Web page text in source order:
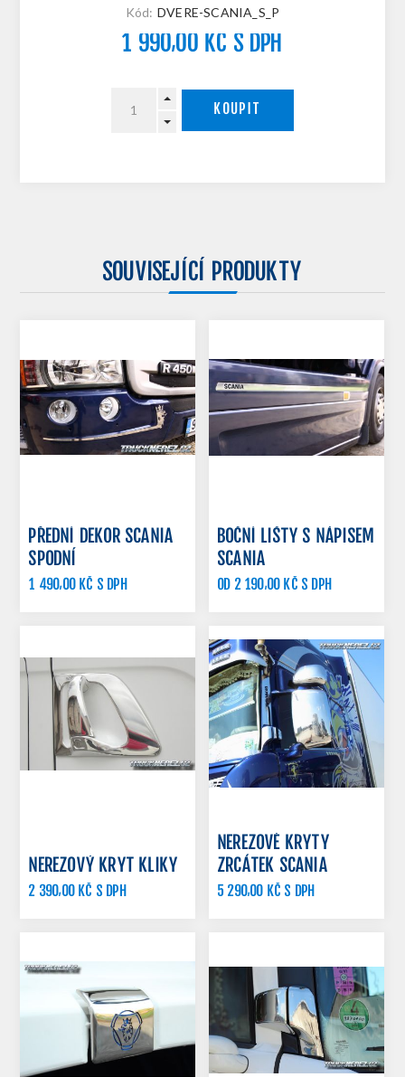
Kód: DVERE-SCANIA_S_P
1 990,00 KČ S DPH
KOUPIT
SOUVISEJÍCÍ PRODUKTY
PŘEDNÍ DEKOR SCANIA
SPODNÍ
1 490,00 KČ S DPH
BOČNÍ LIŠTY S NÁPISEM
SCANIA
OD 2 190,00 KČ S DPH
NEREZOVÝ KRYT KLIKY
2 390,00 KČ S DPH
NEREZOVÉ KRYTY
ZRCÁTEK SCANIA
5 290,00 KČ S DPH